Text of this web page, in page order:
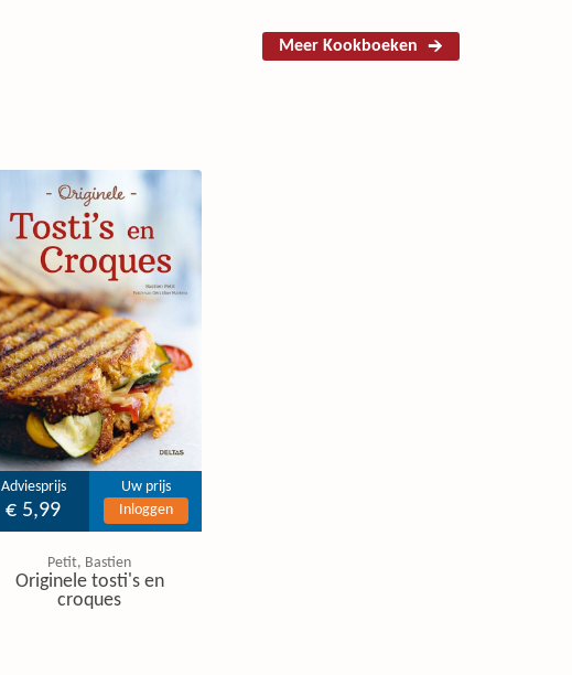
Meer Kookboeken
Adviesprijs
€ 5,99
Uw prijs
Inloggen
Petit, Bastien
Originele tosti's en
croques